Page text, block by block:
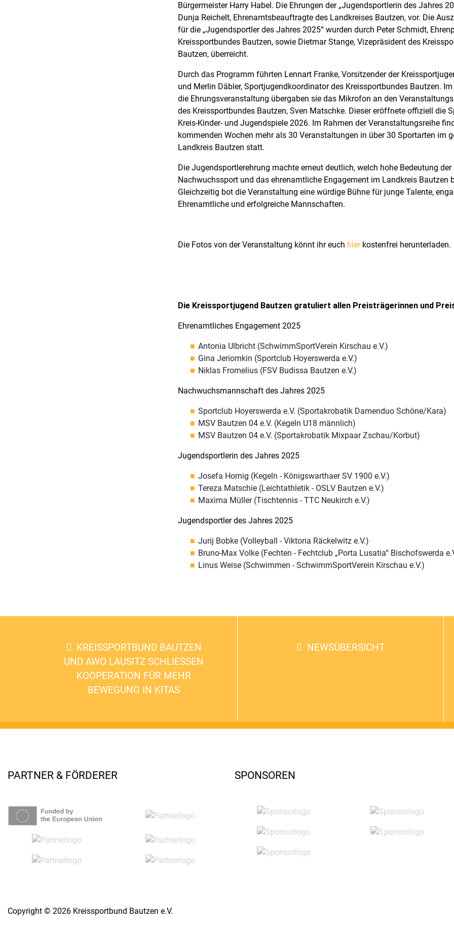
Bürgermeister Harry Habel. Die Ehrungen der „Jugendsportlerin des Jahres
Dunja Reichelt, Ehrenamtsbeauftragte des Landkreises Bautzen, vor. Die
für die „Jugendsportler des Jahres 2025“ wurden durch Peter Schmidt,
Kreissportbundes Bautzen, sowie Dietmar Stange, Vizepräsident des
Bautzen, überreicht.
Durch das Programm führten Lennart Franke, Vorsitzender der
und Merlin Däbler, Sportjugendkoordinator des Kreissportbundes Bautzen.
die Ehrungsveranstaltung übergaben sie das Mikrofon an den
des Kreissportbundes Bautzen, Sven Matschke. Dieser eröffnete offiziell die
Kreis-Kinder- und Jugendspiele 2026. Im Rahmen der Veranstaltungsreihe
kommenden Wochen mehr als 30 Veranstaltungen in über 30 Sportarten im
Landkreis Bautzen statt.
Die Jugendsportlerehrung machte erneut deutlich, welch hohe Bedeutung der
Nachwuchssport und das ehrenamtliche Engagement im Landkreis Bautzen
Gleichzeitig bot die Veranstaltung eine würdige Bühne für junge Talente,
Ehrenamtliche und erfolgreiche Mannschaften.
Die Fotos von der Veranstaltung könnt ihr euch hier kostenfrei herunterladen.
Die Kreissportjugend Bautzen gratuliert allen Preisträgerinnen und
Ehrenamtliches Engagement 2025
Antonia Ulbricht (SchwimmSportVerein Kirschau e.V.)
Gina Jeriomkin (Sportclub Hoyerswerda e.V.)
Niklas Fromelius (FSV Budissa Bautzen e.V.)
Nachwuchsmannschaft des Jahres 2025
Sportclub Hoyerswerda e.V. (Sportakrobatik Damenduo Schöne/Kara)
MSV Bautzen 04 e.V. (Kegeln U18 männlich)
MSV Bautzen 04 e.V. (Sportakrobatik Mixpaar Zschau/Korbut)
Jugendsportlerin des Jahres 2025
Josefa Hornig (Kegeln - Königswarthaer SV 1900 e.V.)
Tereza Matschie (Leichtathletik - OSLV Bautzen e.V.)
Maxima Müller (Tischtennis - TTC Neukirch e.V.)
Jugendsportler des Jahres 2025
Jurij Bobke (Volleyball - Viktoria Räckelwitz e.V.)
Bruno-Max Volke (Fechten - Fechtclub „Porta Lusatia“ Bischofswerda
Linus Weise (Schwimmen - SchwimmSportVerein Kirschau e.V.)
KREISSPORTBUND BAUTZEN
UND AWO LAUSITZ SCHLIESSEN K
OOPERATION FÜR MEHR B
EWEGUNG IN KITAS
NEWSÜBERSICHT
PARTNER & FÖRDERER SPONSOREN
Copyright © 2026 Kreissportbund Bautzen e.V.